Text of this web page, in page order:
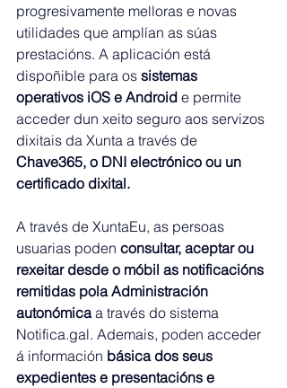
progresivamente melloras e novas
utilidades que amplían as súas
prestacións. A aplicación está
dispoñible para os sistemas
operativos iOS e Android e permite
acceder dun xeito seguro aos servizos
dixitais da Xunta a través de
Chave365, o DNI electrónico ou un
certificado dixital.
A través de XuntaEu, as persoas
usuarias poden consultar, aceptar ou
rexeitar desde o móbil as notificacións
remitidas pola Administración
autonómica a través do sistema
Notifica.gal. Ademais, poden acceder
á información básica dos seus
expedientes e presentacións e